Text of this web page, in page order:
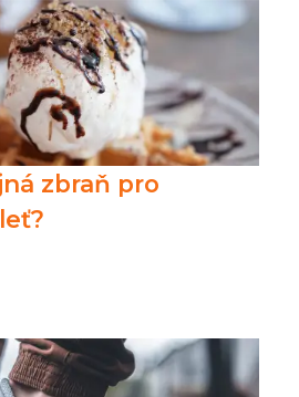
zbraň pro